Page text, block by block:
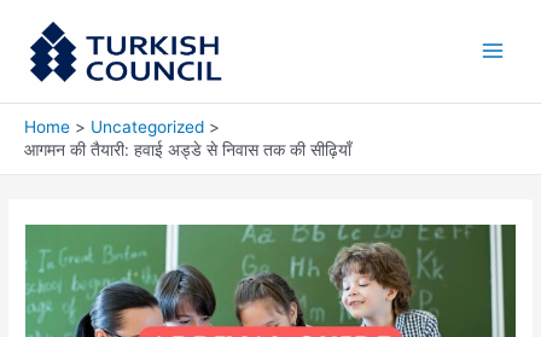
content
Home
Uncategorized
आगमन की तैयारी: हवाई अड्डे से निवास तक की सीढ़ियाँ